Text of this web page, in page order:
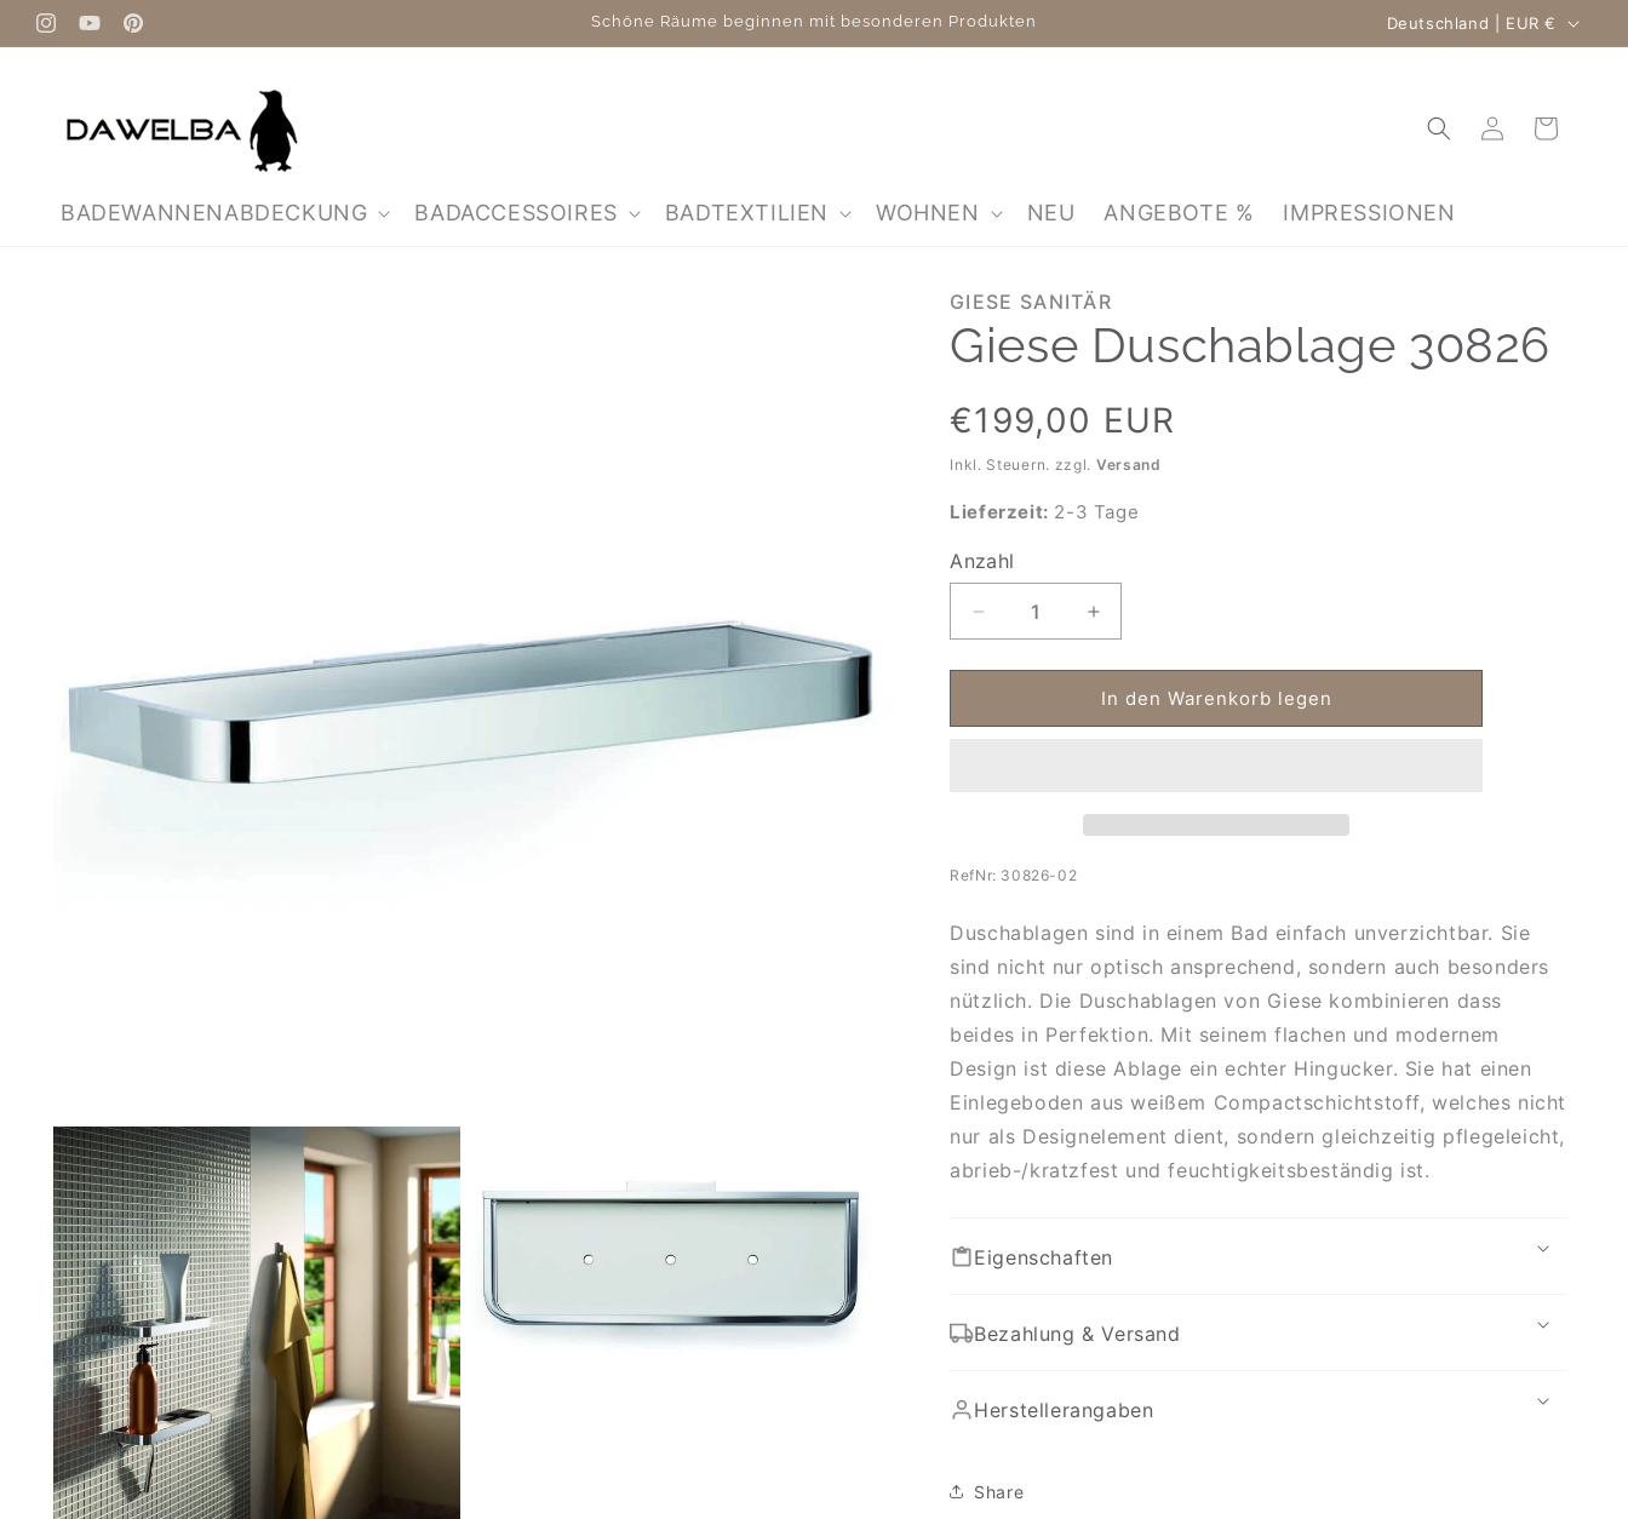
zum
Inhalt
InstagramYouTubePinterest
Schöne Räume beginnen mit besonderen Produkten Land/Region Deutschland | EUR €
BADEWANNENABDECKUNG BADACCESSOIRES BADTEXTILIEN WOHNEN NEU ANGEBOTE % IMPRESSIONEN
EinloggenWarenkorb
GIESE SANITÄR
Giese Duschablage 30826
Normaler
€199,00 EUR
Inkl. Steuern. zzgl. Versand
Lieferzeit: 2-3 Tage
Anzahl
Anzahl
Verringere
die
Menge
Giese
Erhöhe
die
Menge
für
Giese
In den Warenkorb legen
RefNr: 30826-02
Duschablagen sind in einem Bad einfach unverzichtbar. Sie
sind nicht nur optisch ansprechend, sondern auch besonders
nützlich. Die Duschablagen von Giese kombinieren dass
beides in Perfektion. Mit seinem flachen und modernem
Design ist diese Ablage ein echter Hingucker. Sie hat einen
Einlegeboden aus weißem Compactschichtstoff, welches nicht
nur als Designelement dient, sondern gleichzeitig pflegeleicht,
abrieb-/kratzfest und feuchtigkeitsbeständig ist.
Eigenschaften
Bezahlung & Versand
Herstellerangaben
Share